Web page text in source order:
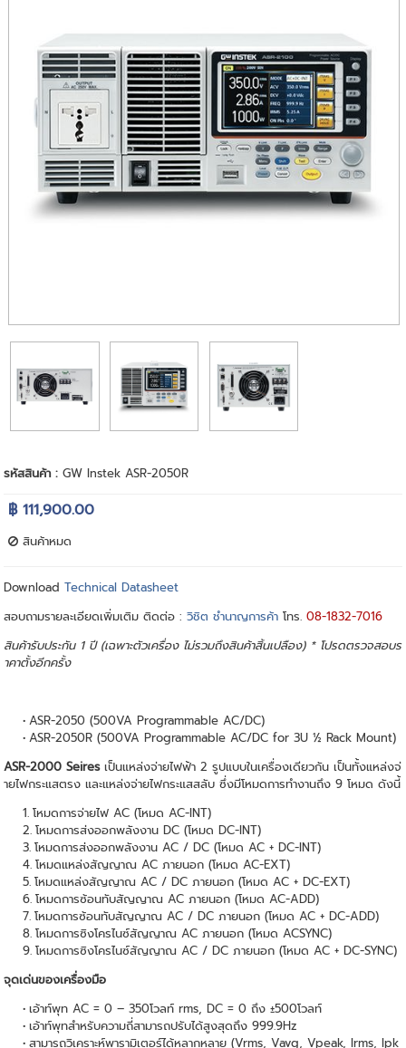
รหัสสินค้า :GW Instek ASR-2050R
฿ 111,900.00
สินค้าหมด
DownloadTechnical Datasheet
สอบถามรายละเอียดเพิ่มเติม ติดต่อ :วิชิต ชำนาญการค้า โทร.08-1832-7016
สินค้ารับประกัน 1 ปี (เฉพาะตัวเครื่อง ไม่รวมถึงสินค้าสิ้นเปลือง) * โปรดตรวจสอบร
าคาตั้งอีกครั้ง
ASR-2050 (500VA Programmable AC/DC)
ASR-2050R (500VA Programmable AC/DC for 3U ½ Rack Mount)
ASR-2000 Seiresเป็นแหล่งจ่ายไฟฟ้า 2 รูปแบบในเครื่องเดียวกัน เป็นทั้งแหล่งจ่
ายไฟกระแสตรง และแหล่งจ่ายไฟกระแสสลับ ซึ่งมีโหมดการทำงานถึง 9 โหมด ดังนี้
โหมดการจ่ายไฟ AC (โหมด AC-INT)
โหมดการส่งออกพลังงาน DC (โหมด DC-INT)
โหมดการส่งออกพลังงาน AC / DC (โหมด AC + DC-INT)
โหมดแหล่งสัญญาณ AC ภายนอก (โหมด AC-EXT)
โหมดแหล่งสัญญาณ AC / DC ภายนอก (โหมด AC + DC-EXT)
โหมดการซ้อนทับสัญญาณ AC ภายนอก (โหมด AC-ADD)
โหมดการซ้อนทับสัญญาณ AC / DC ภายนอก (โหมด AC + DC-ADD)
โหมดการซิงโครไนซ์สัญญาณ AC ภายนอก (โหมด ACSYNC)
โหมดการซิงโครไนซ์สัญญาณ AC / DC ภายนอก (โหมด AC + DC-SYNC)
จุดเด่นของเครื่องมือ
เอ้าท์พุท AC = 0 – 350โวลท์ rms, DC = 0 ถึง ±500โวลท์
เอ้าท์พุทสำหรับความถี่สามารถปรับได้สูงสุดถึง 999.9Hz
สามารถวิเคราะห์พารามิเตอร์ได้หลากหลาย (Vrms, Vavg, Vpeak, Irms, Ipk